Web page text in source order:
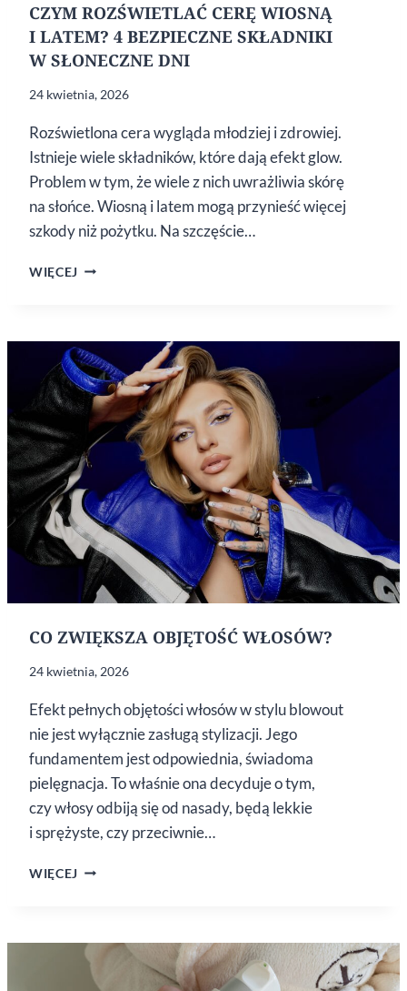
CZYM ROZŚWIETLAĆ CERĘ WIOSNĄ
I LATEM? 4 BEZPIECZNE SKŁADNIKI
W SŁONECZNE DNI
24 kwietnia, 2026
Rozświetlona cera wygląda młodziej i zdrowiej.
Istnieje wiele składników, które dają efekt glow.
Problem w tym, że wiele z nich uwrażliwia skórę
na słońce. Wiosną i latem mogą przynieść więcej
szkody niż pożytku. Na szczęście…
WIĘCEJ CZYM
I LATEM?
4
BEZPIECZNE
SKŁADNIKI
W SŁONECZNE
DNI
CO ZWIĘKSZA OBJĘTOŚĆ WŁOSÓW?
24 kwietnia, 2026
Efekt pełnych objętości włosów w stylu blowout
nie jest wyłącznie zasługą stylizacji. Jego
fundamentem jest odpowiednia, świadoma
pielęgnacja. To właśnie ona decyduje o tym,
czy włosy odbiją się od nasady, będą lekkie
i sprężyste, czy przeciwnie…
WIĘCEJ CO ZWIĘKSZA